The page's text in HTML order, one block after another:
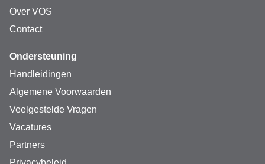
Over VOS
Contact
Ondersteuning
Handleidingen
Algemene Voorwaarden
Veelgestelde Vragen
Vacatures
Partners